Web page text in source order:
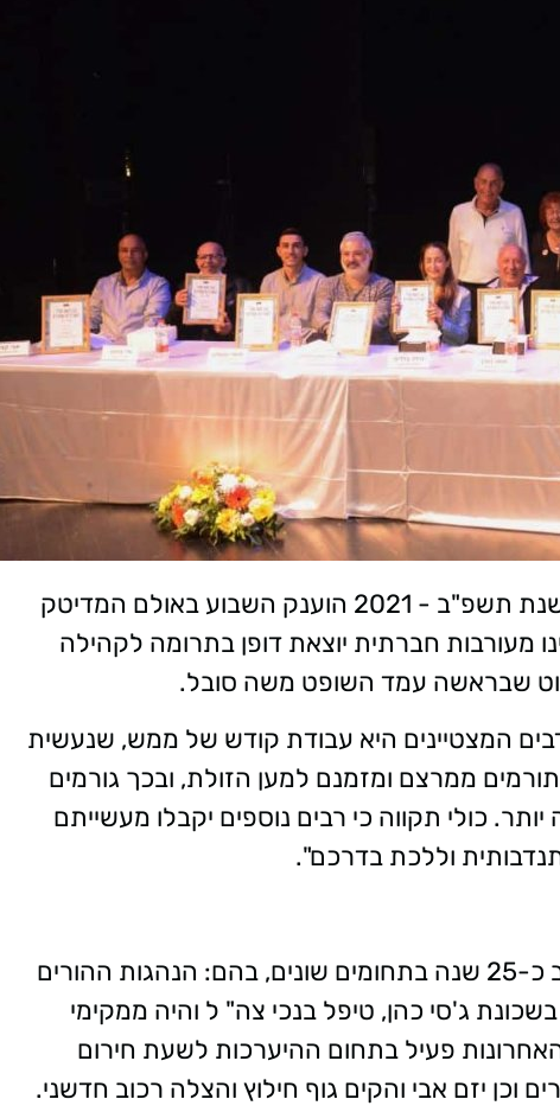
מגן ראש העיר למתנדבים מצטיינים לשנת תשפ"ב - 2021 הוענק השבוע באולם המדיטק
מעורבות חברתית יוצאת דופן בתרומה לקהילה
שבראשה עמד השופט משה סובל.
המצטיינים היא עבודת קודש של ממש, שנעשית
ממרצם ומזמנם למען הזולת, ובכך גורמים
כולי תקווה כי רבים נוספים יקבלו מעשייתם
וללכת בדרכם".
מתנדב כ-25 שנה בתחומים שונים, בהם: הנהגות ההורים
בשכונת ג'סי כהן, טיפל בנכי צה" ל והיה ממקימי
פעיל בתחום ההיערכות לשעת חירום
וכן יזם אבי והקים גוף חילוץ והצלה רכוב חדשני.